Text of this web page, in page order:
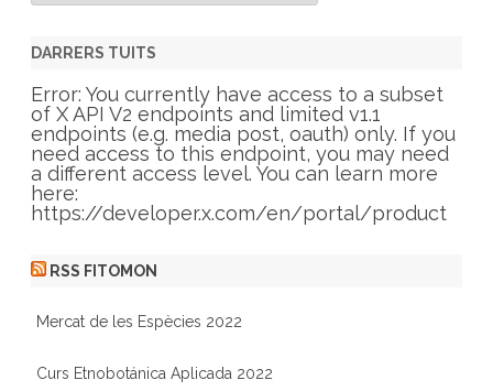
t
g
r
i
e
s
DARRERS TUITS
Error: You currently have access to a subset
of X API V2 endpoints and limited v1.1
endpoints (e.g. media post, oauth) only. If you
need access to this endpoint, you may need
a different access level. You can learn more
here:
https://developer.x.com/en/portal/product
RSS FITOMON
Mercat de les Espècies 2022
Curs Etnobotánica Aplicada 2022